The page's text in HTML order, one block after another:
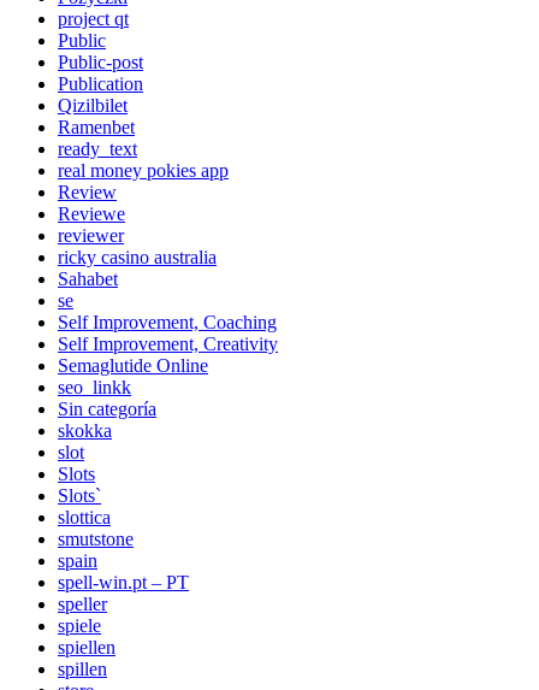
project qt
Public
Public-post
Publication
Qizilbilet
Ramenbet
ready_text
real money pokies app
Review
Reviewe
reviewer
ricky casino australia
Sahabet
se
Self Improvement, Coaching
Self Improvement, Creativity
Semaglutide Online
seo_linkk
Sin categoría
skokka
slot
Slots
Slots`
slottica
smutstone
spain
spell-win.pt – PT
speller
spiele
spiellen
spillen